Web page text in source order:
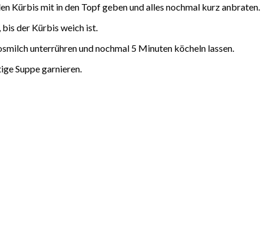
Kürbis mit in den Topf geben und alles nochmal kurz anbraten.
der Kürbis weich ist.
unterrühren und nochmal 5 Minuten köcheln lassen.
Suppe garnieren.